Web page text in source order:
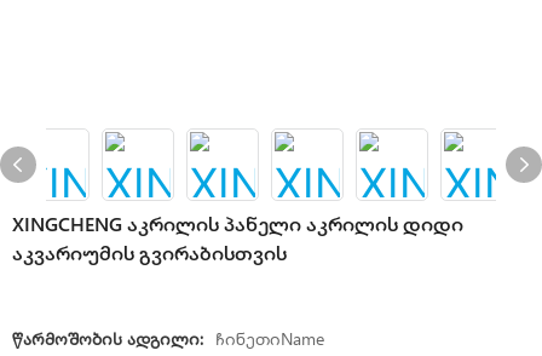
XINGCHENG აკრილის პანელი აკრილის დიდი
აკვარიუმის გვირაბისთვის
Წარმოშობის Ადგილი: ჩინეთიName